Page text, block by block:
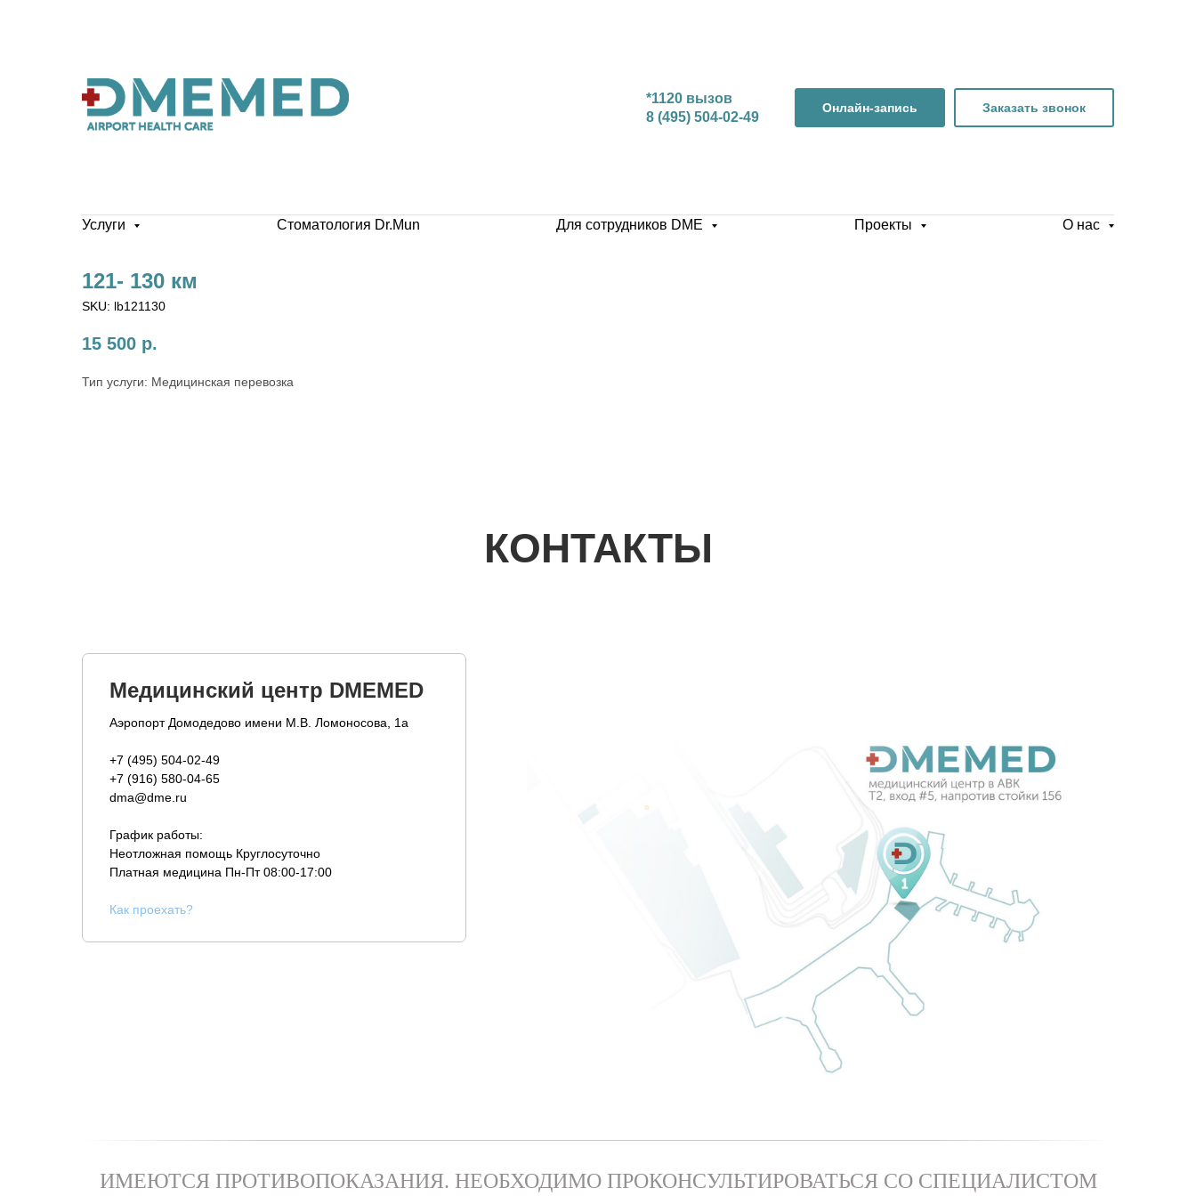
*1120 вызов
8 (495) 504-02-49
Онлайн-запись Заказать звонок
Услуги Стоматология Dr.Mun Для сотрудников DME Проекты О нас
121- 130 км
SKU: lb121130
15 500 р.
Тип услуги: Медицинская перевозка
КОНТАКТЫ
Медицинский центр DMEMED
Аэропорт Домодедово имени М.В. Ломоносова, 1а
+7 (495) 504-02-49
+7 (916) 580-04-65
dma@dme.ru
График работы:
Неотложная помощь Круглосуточно
Платная медицина Пн-Пт 08:00-17:00
Как проехать?
ИМЕЮТСЯ ПРОТИВОПОКАЗАНИЯ. НЕОБХОДИМО ПРОКОНСУЛЬТИРОВАТЬСЯ СО СПЕЦИАЛИСТОМ